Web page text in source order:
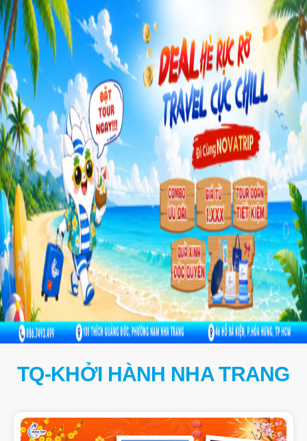
TQ-KHỞI HÀNH NHA TRANG